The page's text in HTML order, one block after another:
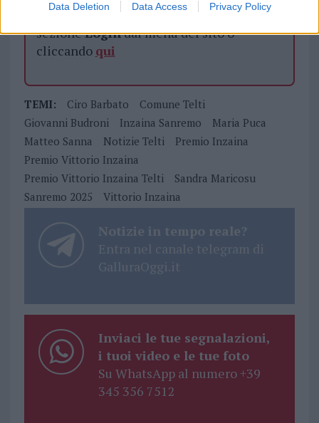
Data Deletion Data Access Privacy Policy
Puoi effettuare l'accesso andando nella
sezioneLogindal menù del sito o
cliccando qui
TEMI: Ciro Barbato
Comune Telti
Giovanni Budroni
Inzaina Sanremo
Maria Puca
Matteo Sanna
Notizie Telti
Premio Inzaina
Premio Vittorio Inzaina
Premio Vittorio Inzaina Telti
Sandra Maricosu
Sanremo 2025
Vittorio Inzaina
Notizie in tempo reale?
Entra nel canale telegram di
GalluraOggi.it
Inviaci le tue segnalazioni,
i tuoi video e le tue foto
Su WhatsApp al numero +39
345 356 7512